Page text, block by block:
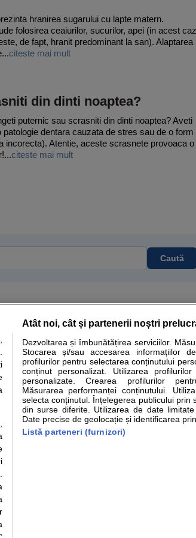
hranirea sugarului cu lapte matern.
folosirea ceaiurilor, sucurilor, apei (in acest caz
de fapt, hranit predominant la san). Alaptarea
citeste mai mult
din dinti noaptea?
puternic sau scrasniti din dinti noaptea? Aveti
dentara cauzata de stres sau de o form
incorecta). Atentie, aceste scrasnete provoaca o
citeste mai mult
Caută
medicale
disponibile pe sfatulmedicului.ro au scop informativ si
ca pe langa informatia primita pe sfatulmedicului.ro
Clickmed.
-
a
0800.080.999
- CNAS
- ANMDM
Parteneri
Inscriere clinica
Atât noi, cât și partenerii noștri
Dezvoltarea și îmbunătățirea serviciilor.
Stocarea și/sau accesarea informațiilor
profilurilor pentru selectarea conținutului
conținut personalizat. Utilizarea
personalizate. Crearea profilurilor
Măsurarea performanței conținutului.
selecta conținutul. Înțelegerea publicului prin
din surse diferite. Utilizarea de date
Date precise de geolocație și identificarea
Listă parteneri (furnizori)